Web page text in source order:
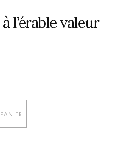
l’érable valeur